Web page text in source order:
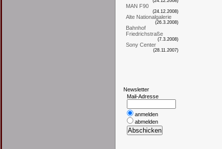
MAN F90
(24.12.2008)
Alte Nationalgalerie
(26.3.2008)
Bahnhof
Friedrichstraße
(7.3.2008)
Sony Center
(28.11.2007)
Newsletter
Mail-Adresse
anmelden
abmelden